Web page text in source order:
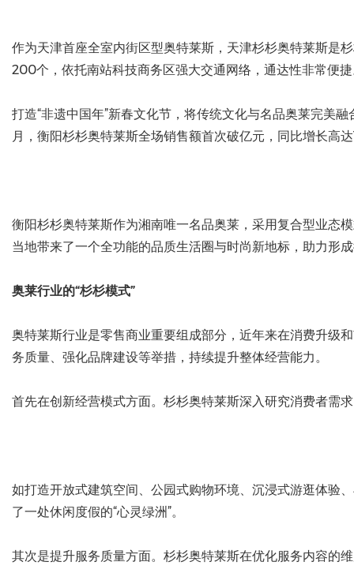
作为天津首座全室内街区型奥特莱斯，天津杉杉奥特莱斯是
200个，依托南站科技商务区强大交通网络，通达性非常便
打造“非遗中国年”新春文化节，将传统文化与名品奥莱完美
月，衡阳杉杉奥特莱斯全场销售额首次破亿元，同比增长高
衡阳杉杉奥特莱斯作为湘南唯一名品奥莱，采用复合型业态
当地带来了一个全功能的品质生活圈与时尚新地标，助力形
奥莱行业的“杉杉模式”
奥特莱斯行业是零售商业重要组成部分，近年来在消费升级
务质量、强化品牌建设等举措，持续提升整体经营能力。
首先在创新经营模式方面。杉杉奥特莱斯深入研究消费者需
如打造开放式建筑空间、公园式购物环境、沉浸式游逛体验
了一处休闲度假的“心灵绿洲”。
其次是提升服务质量方面。杉杉奥特莱斯在优化服务内容的